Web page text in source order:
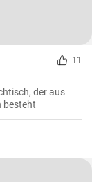
11
der aus
besteht